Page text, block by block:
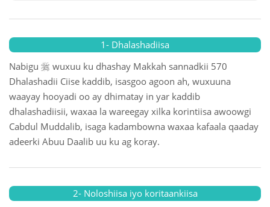
1- Dhalashadiisa
Nabigu  wuxuu ku dhashay Makkah sannadkii 570
Dhalashadii Ciise kaddib, isasgoo agoon ah, wuxuuna
waayay hooyadi oo ay dhimatay in yar kaddib
dhalashadiisii, waxaa la wareegay xilka korintiisa awoowgi
Cabdul Muddalib, isaga kadambowna waxaa kafaala qaaday
adeerki Abuu Daalib uu ku ag koray.
2- Noloshiisa iyo koritaankiisa